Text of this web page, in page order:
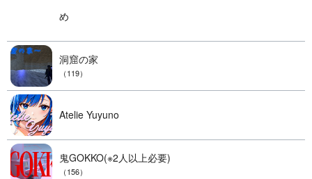
め
洞窟の家
（119）
Atelie Yuyuno
鬼GOKKO(※2人以上必要)
（156）